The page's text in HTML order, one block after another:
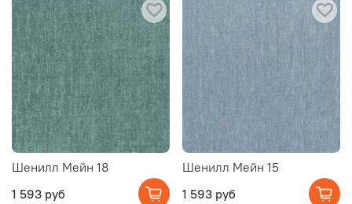
Шенилл Мейн 18
1 593 руб
Шенилл Мейн 15
1 593 руб